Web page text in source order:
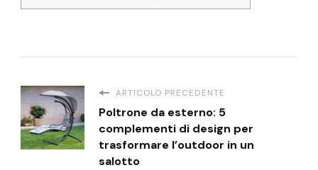
ARTICOLO PRECEDENTE
Poltrone da esterno: 5
complementi di design per
trasformare l’outdoor in un
salotto